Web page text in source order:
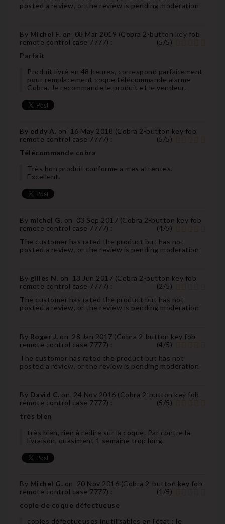
posted a review, or the review is pending moderation
By Michel F. on 08 Mar 2019 (Cobra 2-button key fob
remote control case 7777) : (5/5)
Parfait
Produit livré en 48 heures, correspond parfaitement
pour remplacement coque télécommande alarme
Cobra. Je recommande le produit et le vendeur.
By eddy A. on 16 May 2018 (Cobra 2-button key fob
remote control case 7777) : (5/5)
Télécommande cobra
Très bon produit conforme a mes attentes.
Excellent.
By michel G. on 03 Sep 2017 (Cobra 2-button key fob
remote control case 7777) : (4/5)
The customer has rated the product but has not
posted a review, or the review is pending moderation
By gilles N. on 13 Jun 2017 (Cobra 2-button key fob
remote control case 7777) : (2/5)
The customer has rated the product but has not
posted a review, or the review is pending moderation
By Roger J. on 28 Jan 2017 (Cobra 2-button key fob
remote control case 7777) : (4/5)
The customer has rated the product but has not
posted a review, or the review is pending moderation
By David C. on 24 Nov 2016 (Cobra 2-button key fob
remote control case 7777) : (5/5)
très bien
très bien, rien à redire sur la coque. Par contre la
livraison, quasiment 1 semaine trop long.
By Michel G. on 20 Nov 2016 (Cobra 2-button key fob
remote control case 7777) : (1 /5)
copie de coque défectueuse
copies défectueuses inutilisables en l'état : le